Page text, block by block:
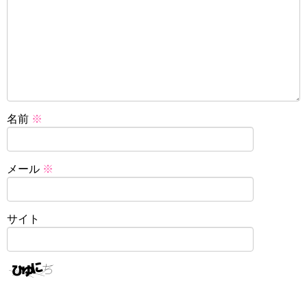
名前 ※
メール ※
サイト